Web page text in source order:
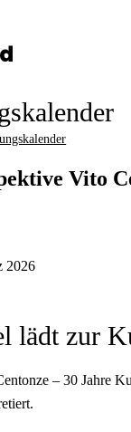
Vito
2026
zur
– 30 Jahre